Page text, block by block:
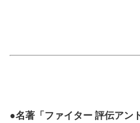
●名著「ファイター 評伝アン